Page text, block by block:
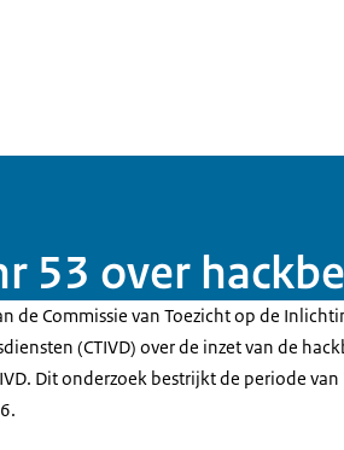
53 over
de Commissie van Toezicht op de
(CTIVD) over de inzet van de
Dit onderzoek bestrijkt de periode